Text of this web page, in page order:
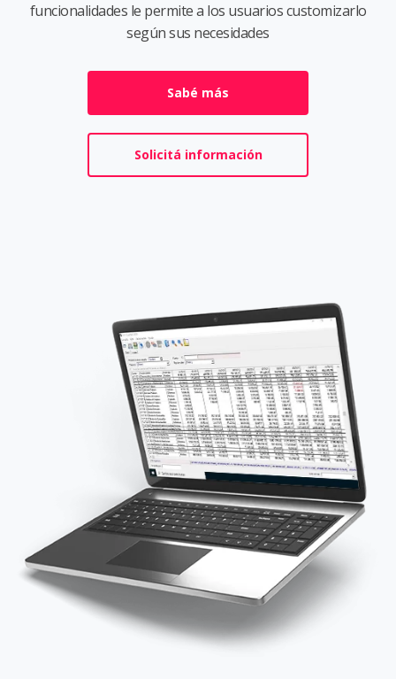
funcionalidades le permite a los usuarios customizarlo
según sus necesidades
Sabé más
Solicitá información